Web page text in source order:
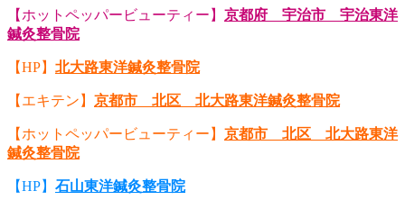
【ホットペッパービューティー】 京都府 宇治市 宇治東洋
鍼灸整骨院
【HP】 北大路東洋鍼灸整骨院
【エキテン】 京都市 北区 北大路東洋鍼灸整骨院
【ホットペッパービューティー】 京都市 北区 北大路東洋
鍼灸整骨院
【HP】 石山東洋鍼灸整骨院